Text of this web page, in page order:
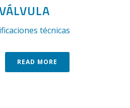
técnicas
READ MORE